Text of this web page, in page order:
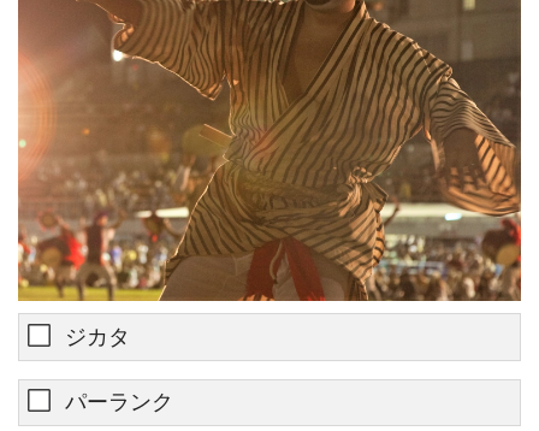
ジカタ
パーランク